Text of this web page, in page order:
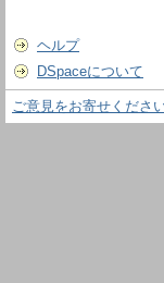
ヘルプ
DSpaceについて
ご意見をお寄せくださ